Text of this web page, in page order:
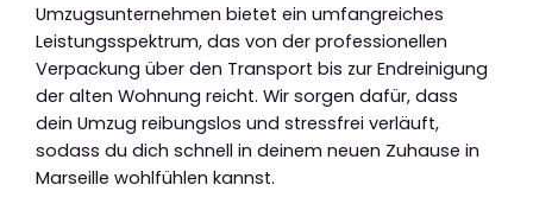
Umzugsunternehmen bietet ein umfangreiches
Leistungsspektrum, das von der professionellen
Verpackung über den Transport bis zur Endreinigung
der alten Wohnung reicht. Wir sorgen dafür, dass
dein Umzug reibungslos und stressfrei verläuft,
sodass du dich schnell in deinem neuen Zuhause in
Marseille wohlfühlen kannst.